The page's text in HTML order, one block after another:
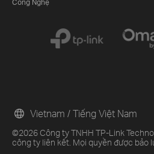
Công Nghệ
©2026 Công ty TNHH TP-Link
công ty liên kết. Mọi quyền được bảo
Vietnam / Tiếng Việt Nam